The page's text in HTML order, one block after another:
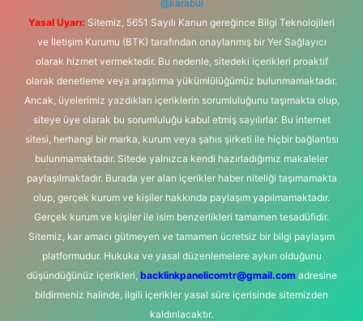
@karabul
Yasal Uyarı: Sitemiz, 5651 Sayılı Kanun gereğince Bilgi Teknolojileri
ve İletişim Kurumu (BTK) tarafından onaylanmış bir Yer Sağlayıcı
olarak hizmet vermektedir. Bu nedenle, sitedeki içerikleri proaktif
olarak denetleme veya araştırma yükümlülüğümüz bulunmamaktadır.
Ancak, üyelerimiz yazdıkları içeriklerin sorumluluğunu taşımakta olup,
siteye üye olarak bu sorumluluğu kabul etmiş sayılırlar. Bu internet
sitesi, herhangi bir marka, kurum veya şahıs şirketi ile hiçbir bağlantısı
bulunmamaktadır. Sitede yalnızca kendi hazırladığımız makaleler
paylaşılmaktadır. Burada yer alan içerikler haber niteliği taşımamakta
olup, gerçek kurum ve kişiler hakkında paylaşım yapılmamaktadır.
Gerçek kurum ve kişiler ile isim benzerlikleri tamamen tesadüfidir.
Sitemiz, kar amacı gütmeyen ve tamamen ücretsiz bir bilgi paylaşım
platformudur. Hukuka ve yasal düzenlemelere aykırı olduğunu
düşündüğünüz içerikleri, backlinkpanelicomtr@gmail.comadresine
bildirmeniz halinde, ilgili içerikler yasal süre içerisinde sitemizden
kaldırılacaktır.